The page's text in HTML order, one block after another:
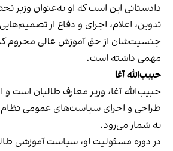
دادستانی این است که او به‌عنوان وزیر
تدوین، اعلام، اجرای و دفاع از تصمیم‌هایی
جنسیت‌شان از حق آموزش عالی محروم
مهمی داشته است.
حبیب‌الله آغا
حبیب‌الله آغا، وزیر معارف طالبان است و
طراحی و اجرای سیاست‌های عمومی نظام
به شمار می‌رود.
در دوره مسئولیت او، سیاست آموزشی